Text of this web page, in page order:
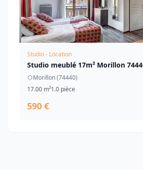
Studio - Location
Studio meublé 17m² Morillon
Morillon (74440)
17.00 m²1.0 pièce
590 €